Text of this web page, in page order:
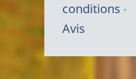
conditions
Avis